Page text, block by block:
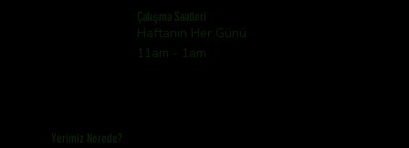
Çalışma Saatleri
Haftanın Her Günü
11am - 1am
Yerimiz Nerede?